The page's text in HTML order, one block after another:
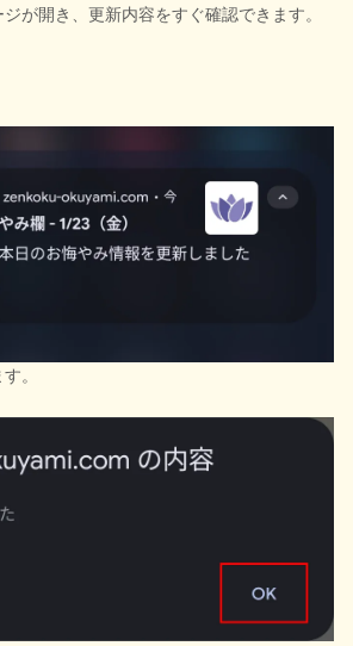
が開き、更新内容をすぐ確認できます。
。